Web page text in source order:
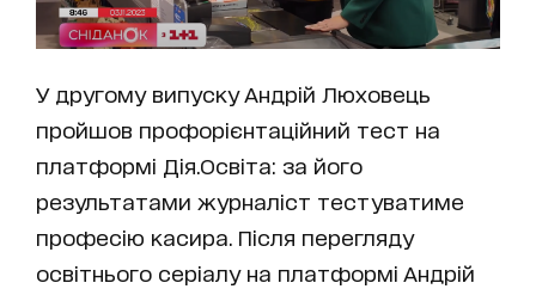
У другому випуску Андрій Люховець
пройшов профорієнтаційний тест на
платформі Дія.Освіта: за його
результатами журналіст тестуватиме
професію касира. Після перегляду
освітнього серіалу на платформі Андрій